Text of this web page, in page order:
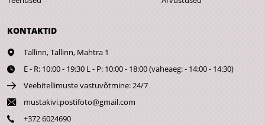
KONTAKTID
Tallinn,Tallinn, Mahtra 1
E - R: 10:00 - 19:30 L - P: 10:00 - 18:00 (vaheaeg: - 14:00 - 14:30)
Veebitellimuste vastuvõtmine: 24/7
mustakivi.postifoto@gmail.com
+372 6024690